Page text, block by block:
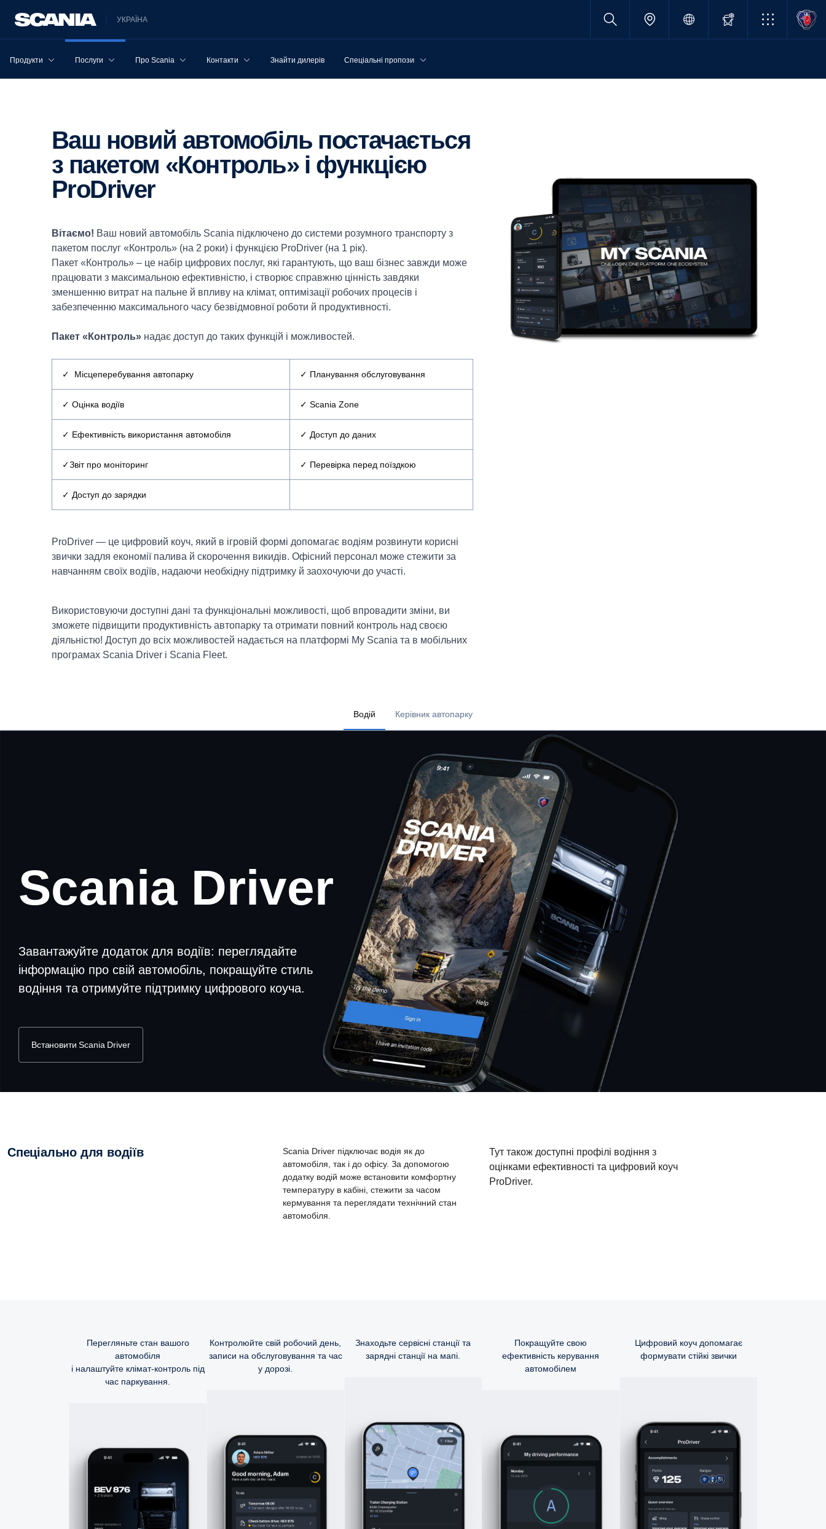
УКРАЇНА
Продукти Послуги Про Scania Контакти Знайти дилерів Спеціальні пропозиції
Ваш новий автомобіль постачається
з пакетом «Контроль» і функцією
ProDriver
Вітаємо! Ваш новий автомобіль Scania підключено до системи розумного транспорту з
пакетом послуг «Контроль» (на 2 роки) і функцією ProDriver (на 1 рік).
Пакет «Контроль» – це набір цифрових послуг, які гарантують, що ваш бізнес завжди може
працювати з максимальною ефективністю, і створює справжню цінність завдяки
зменшенню витрат на пальне й впливу на клімат, оптимізації робочих процесів і
забезпеченню максимального часу безвідмовної роботи й продуктивності.
Пакет «Контроль» надає доступ до таких функцій і можливостей.
✓ Місцеперебування автопарку ✓ Планування обслуговування
✓ Оцінка водіїв ✓ Scania Zone
✓ Ефективність використання автомобіля ✓ Доступ до даних
✓Звіт про моніторинг ✓ Перевірка перед поїздкою
✓ Доступ до зарядки
ProDriver — це цифровий коуч, який в ігровій формі допомагає водіям розвинути корисні
звички задля економії палива й скорочення викидів. Офісний персонал може стежити за
навчанням своїх водіїв, надаючи необхідну підтримку й заохочуючи до участі.
Використовуючи доступні дані та функціональні можливості, щоб впровадити зміни, ви
зможете підвищити продуктивність автопарку та отримати повний контроль над своєю
діяльністю! Доступ до всіх можливостей надається на платформі My Scania та в мобільних
програмах Scania Driver і Scania Fleet.
Водій Керівник автопарку
Scania Driver
Завантажуйте додаток для водіїв: переглядайте
інформацію про свій автомобіль, покращуйте стиль
водіння та отримуйте підтримку цифрового коуча.
Встановити Scania Driver
Спеціально для водіїв
Scania Driver підключає водія як до
автомобіля, так і до офісу. За допомогою
додатку водій може встановити комфортну
температуру в кабіні, стежити за часом
кермування та переглядати технічний стан
автомобіля.
Тут також доступні профілі водіння з
оцінками ефективності та цифровий коуч
ProDriver.
Перегляньте стан вашого
автомобіля
і налаштуйте клімат-контроль під
час паркування.
Контролюйте свій робочий день,
записи на обслуговування та час
у дорозі.
Знаходьте сервісні станції та
зарядні станції на мапі.
Покращуйте свою
ефективність керування
автомобілем
Цифровий коуч допомагає
формувати стійкі звички